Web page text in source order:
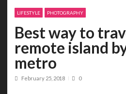
LIFESTYLE PHOTOGRAPHY
Best way to
remote island
metro
February 25, 2018 0